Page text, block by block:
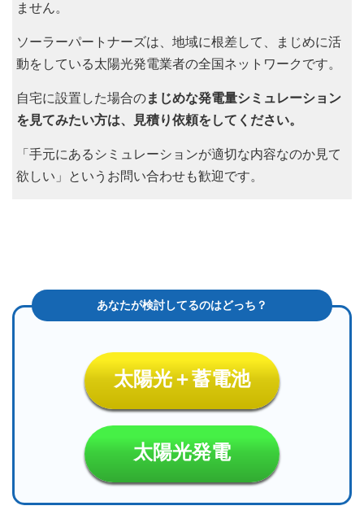
ません。
ソーラーパートナーズは、地域に根差して、まじめに活
動をしている太陽光発電業者の全国ネットワークです。
自宅に設置した場合のまじめな発電量シミュレーション
を見てみたい方は、見積り依頼をしてください。
「手元にあるシミュレーションが適切な内容なのか見て
欲しい」というお問い合わせも歓迎です。
太陽光＋蓄電池
太陽光発電